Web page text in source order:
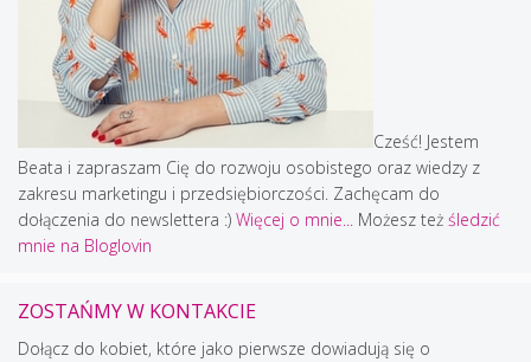
Cześć! Jestem
Beata i zapraszam Cię do rozwoju osobistego oraz wiedzy z
zakresu marketingu i przedsiębiorczości. Zachęcam do
dołączenia do newslettera :) Więcej o mnie... Możesz też śledzić
mnie na Bloglovin
ZOSTAŃMY W KONTAKCIE
Dołącz do kobiet, które jako pierwsze dowiadują się o